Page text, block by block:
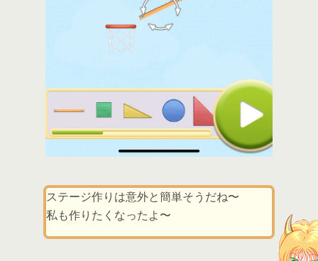
ステージ作りは意外と簡単そうだね〜
私も作りたくなったよ〜